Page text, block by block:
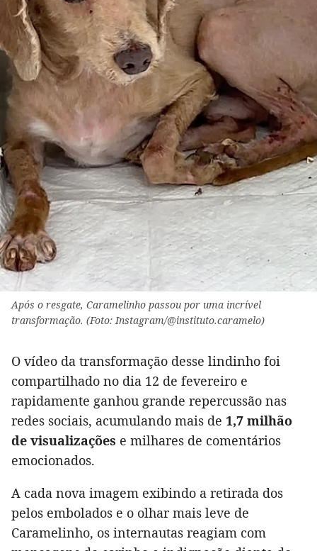
Após o resgate, Caramelinho passou por uma incrível
transformação. (Foto: Instagram/@instituto.caramelo)
O vídeo da transformação desse lindinho foi
compartilhado no dia 12 de fevereiro e
rapidamente ganhou grande repercussão nas
redes sociais, acumulando mais de 1,7 milhão
de visualizações e milhares de comentários
emocionados.
A cada nova imagem exibindo a retirada dos
pelos embolados e o olhar mais leve de
Caramelinho, os internautas reagiam com